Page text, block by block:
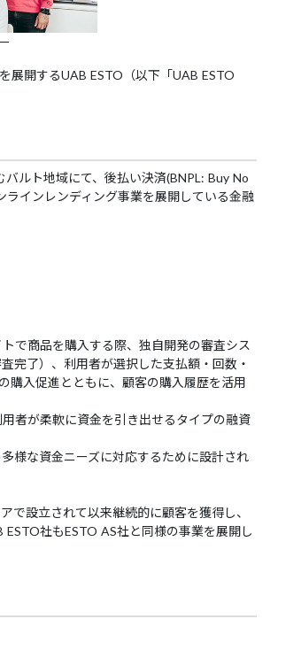
展開するUAB ESTO（以下「UAB ESTO
ルト地域にて、後払い決済(BNPL: Buy No
インレンディング事業を展開している金融
で商品を購入する際、独自開発の審査シス
完了）、利用者が選択した支払額・回数・
購入促進とともに、顧客の購入履歴を活用
者が柔軟に資金を引き出せるタイプの融資
様な資金ニーズに対応するために設計され
で設立されて以来継続的に顧客を獲得し、
社もESTO AS社と同様の事業を展開し